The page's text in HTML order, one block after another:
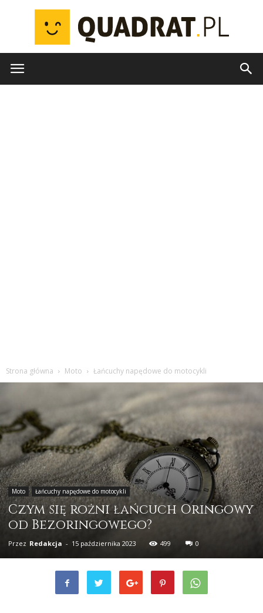
Strona główna Moto Łańcuchy napędowe do motocykli
Moto Łańcuchy napędowe do motocykli
Czym się rożni łańcuch Oringowy
od Bezoringowego?
Przez Redakcja - 15 października 2023 499 0